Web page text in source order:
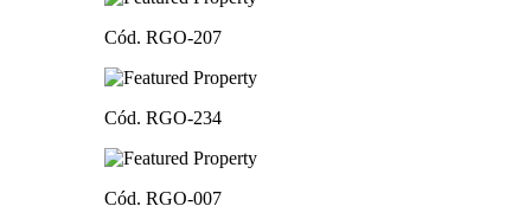
Cód. RGO-207
Cód. RGO-234
Cód. RGO-007